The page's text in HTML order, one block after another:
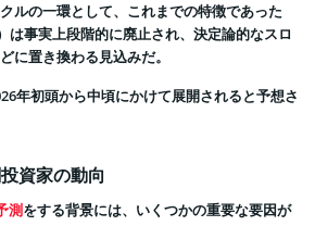
ルの一環として、これまでの特徴であった
事実上段階的に廃止され、決定論的なスロ
に置き換わる見込みだ。
年初頭から中頃にかけて展開されると予想さ
資家の動向
測をする背景には、いくつかの重要な要因が